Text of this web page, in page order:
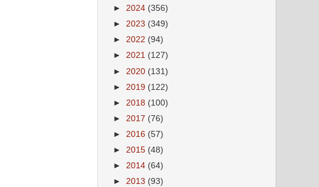
► 2024 (356)
► 2023 (349)
► 2022 (94)
► 2021 (127)
► 2020 (131)
► 2019 (122)
► 2018 (100)
► 2017 (76)
► 2016 (57)
► 2015 (48)
► 2014 (64)
► 2013 (93)